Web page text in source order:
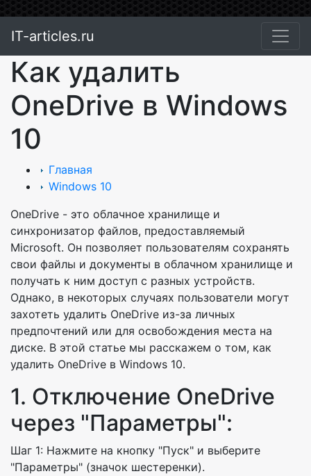
IT-articles.ru
Как удалить
OneDrive в Windows
10
Главная
Windows 10
OneDrive - это облачное хранилище и
синхронизатор файлов, предоставляемый
Microsoft. Он позволяет пользователям сохранять
свои файлы и документы в облачном хранилище и
получать к ним доступ с разных устройств.
Однако, в некоторых случаях пользователи могут
захотеть удалить OneDrive из-за личных
предпочтений или для освобождения места на
диске. В этой статье мы расскажем о том, как
удалить OneDrive в Windows 10.
1. Отключение OneDrive
через "Параметры":
Шаг 1: Нажмите на кнопку "Пуск" и выберите
"Параметры" (значок шестеренки).